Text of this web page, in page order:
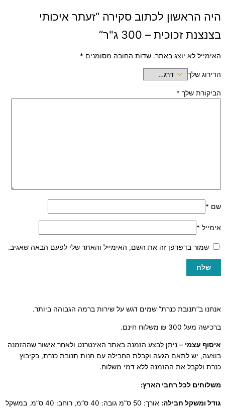
היה הראשון לכתוב סקירה “זעתר איכותי
בצנצנת זכוכית – 300 ג"ר”
האימייל לא יוצג באתר. שדות החובה מסומנים *
הדירוג שלך
הביקורת שלך *
שם *
אימייל *
שמור בדפדפן זה את השם, האימייל והאתר שלי לפעם הבאה שאגיב.
אנחנו ב”תנובת כנרת” שמים דגש על שירות ברמה הגבוהה ביותר.
ברכישה מעל 300 ₪ משלוח חינם.
איסוף עצמי – ניתן לבצע הזמנה באתר האינטרנט ולאחר אישור שההזמנה
בוצעה, יש לתאם הגעה וקבלת החבילה עם חנות תנובת כנרת, בקיבוץ
כנרת ולקבל את ההזמנה ללא דמי משלוח.
משלוחים לכל רחבי הארץ:
גודל ומשקל חבילה:
אורך: 50 ס”מ גובה: 40 ס”מ, רוחב: 40 ס”מ. במשקל